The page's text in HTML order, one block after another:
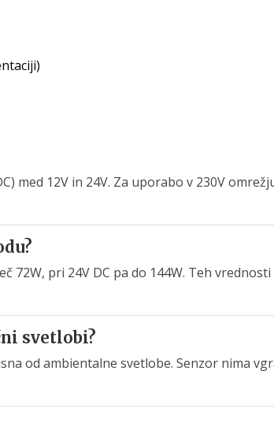
med 12V in 24V. Za uporabo v 230V
72W, pri 24V DC pa do 144W. Teh
svetlobi?
od ambientalne svetlobe. Senzor nima